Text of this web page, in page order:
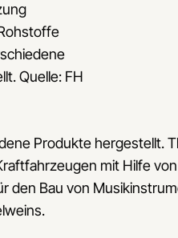
Quelle: FH
Produkte hergestellt.
mit Hilfe
den Bau von